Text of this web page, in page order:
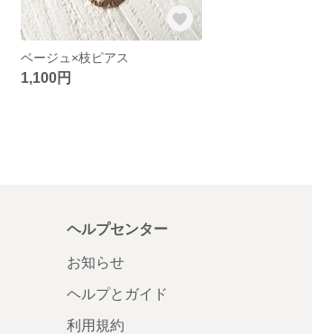
ベージュ×枝ピアス
1,100円
ヘルプセンター
お知らせ
ヘルプとガイド
利用規約